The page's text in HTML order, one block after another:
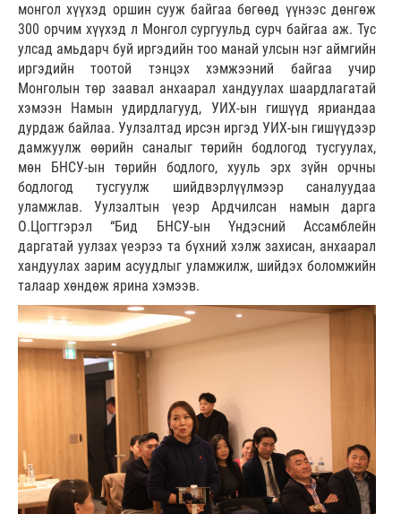
монгол хүүхэд оршин сууж байгаа бөгөөд үүнээс дөнгөж
300 орчим хүүхэд л Монгол сургуульд сурч байгаа аж. Тус
улсад амьдарч буй иргэдийн тоо манай улсын нэг аймгийн
иргэдийн тоотой тэнцэх хэмжээний байгаа учир
Монголын төр заавал анхаарал хандуулах шаардлагатай
хэмээн Намын удирдлагууд, УИХ-ын гишүүд яриандаа
дурдаж байлаа. Уулзалтад ирсэн иргэд УИХ-ын гишүүдээр
дамжуулж өөрийн саналыг төрийн бодлогод тусгуулах,
мөн БНСУ-ын төрийн бодлого, хууль эрх зүйн орчны
бодлогод тусгуулж шийдвэрлүүлмээр саналуудаа
уламжлав. Уулзалтын үеэр Ардчилсан намын дарга
О.Цогтгэрэл “Бид БНСУ-ын Үндэсний Ассамблейн
даргатай уулзах үеэрээ та бүхний хэлж захисан, анхаарал
хандуулах зарим асуудлыг уламжилж, шийдэх боломжийн
талаар хөндөж ярина хэмээв.